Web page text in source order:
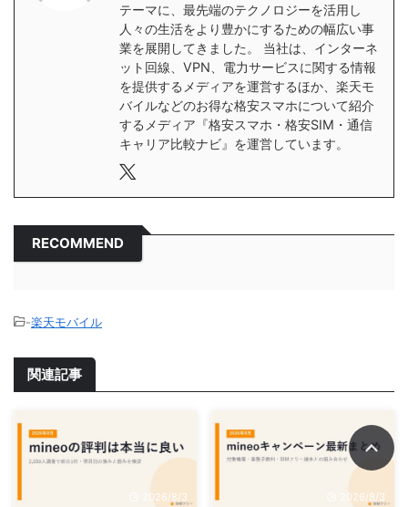
テーマに、最先端のテクノロジーを活用し
人々の生活をより豊かにするための幅広い事
業を展開してきました。 当社は、インターネ
ット回線、VPN、電力サービスに関する情報
を提供するメディアを運営するほか、楽天モ
バイルなどのお得な格安スマホについて紹介
するメディア『格安スマホ・格安SIM・通信
キャリア比較ナビ』を運営しています。
RECOMMEND
-楽天モバイル
関連記事
2026/8/3 2026/8/3